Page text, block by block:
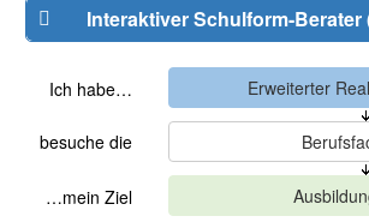
Interaktiver Schulform-Berater
Ich habe…
besuche die
…mein Ziel